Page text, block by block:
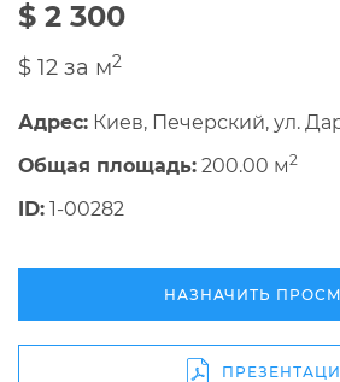
$ 2 300
$ 12 за м2
Адрес: Киев, Печерский, ул.
Общая площадь: 200.00 м2
ID: 1-00282
НАЗНАЧИТЬ